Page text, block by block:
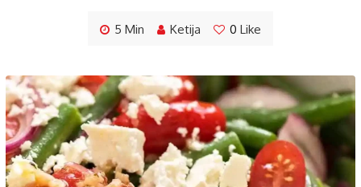
5 Min Ketija 0 Like